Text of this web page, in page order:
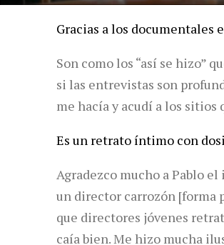
Gracias a los documentales
Son como los “así se hizo”
si las entrevistas son
me hacía y acudí a los sitios
Es un retrato íntimo con
Agradezco mucho a Pablo
un director carrozón [forma
que directores jóvenes
caía bien. Me hizo mucha